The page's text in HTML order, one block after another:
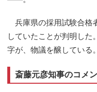
兵庫県の採用試験合格
していたことが判明した
字が、物議を醸している。
斎藤元彦知事のコメ